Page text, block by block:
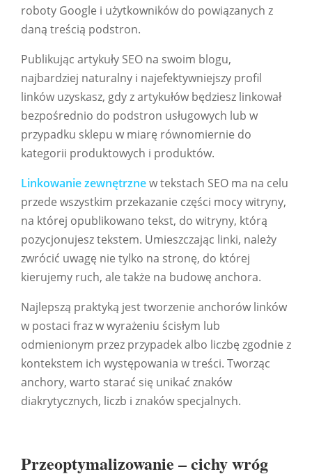
roboty Google i użytkowników do powiązanych z
daną treścią podstron.
Publikując artykuły SEO na swoim blogu,
najbardziej naturalny i najefektywniejszy profil
linków uzyskasz, gdy z artykułów będziesz linkował
bezpośrednio do podstron usługowych lub w
przypadku sklepu w miarę równomiernie do
kategorii produktowych i produktów.
Linkowanie zewnętrznew tekstach SEO ma na celu
przede wszystkim przekazanie części mocy witryny,
na której opublikowano tekst, do witryny, którą
pozycjonujesz tekstem. Umieszczając linki, należy
zwrócić uwagę nie tylko na stronę, do której
kierujemy ruch, ale także na budowę anchora.
Najlepszą praktyką jest tworzenie anchorów linków
w postaci fraz w wyrażeniu ścisłym lub
odmienionym przez przypadek albo liczbę zgodnie z
kontekstem ich występowania w treści. Tworząc
anchory, warto starać się unikać znaków
diakrytycznych, liczb i znaków specjalnych.
Przeoptymalizowanie – cichy wróg